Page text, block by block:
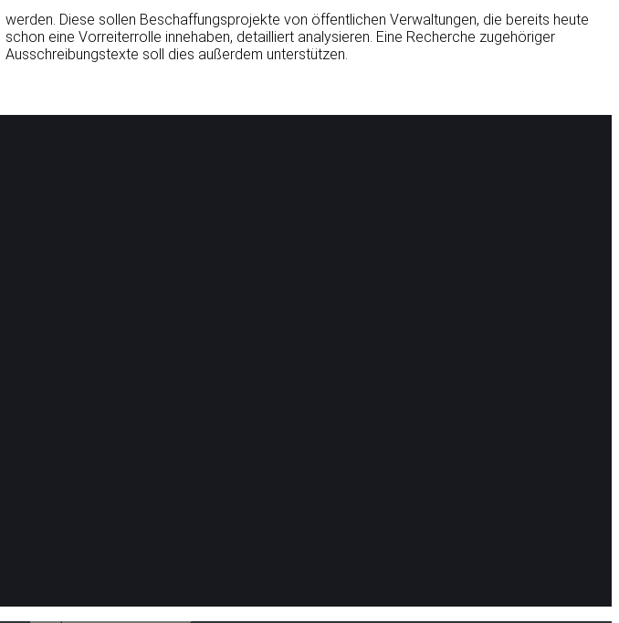
werden. Diese sollen Beschaffungsprojekte von öffentlichen Verwaltungen, die bereits heute
schon eine Vorreiterrolle innehaben, detailliert analysieren. Eine Recherche zugehöriger
Ausschreibungstexte soll dies außerdem unterstützen.